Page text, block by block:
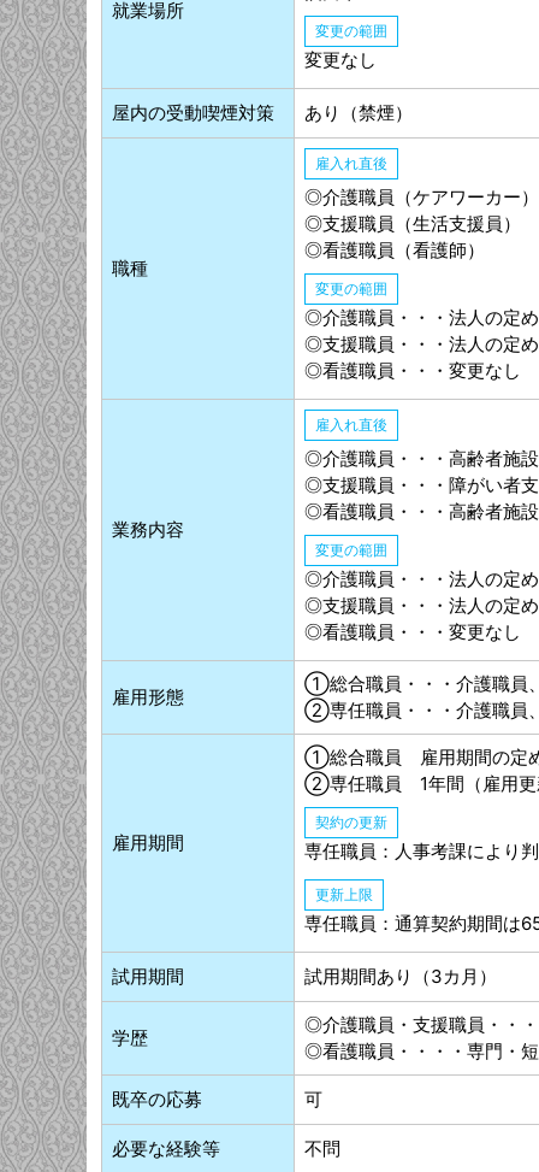
就業場所
変更の範囲
変更なし
屋内の受動喫煙対策 あり（禁煙）
職種
雇入れ直後
◎介護職員（ケアワーカー）
◎支援職員（生活支援員）
◎看護職員（看護師）
変更の範囲
◎介護職員・・・法人の定
◎支援職員・・・法人の定
◎看護職員・・・変更なし
業務内容
雇入れ直後
◎介護職員・・・高齢者施
◎支援職員・・・障がい者
◎看護職員・・・高齢者施
変更の範囲
◎介護職員・・・法人の定
◎支援職員・・・法人の定
◎看護職員・・・変更なし
雇用形態
①総合職員・・・介護職員
②専任職員・・・介護職員
雇用期間
①総合職員 雇用期間の定
②専任職員 1年間（雇用更
契約の更新
専任職員：人事考課により
更新上限
専任職員：通算契約期間は
試用期間 試用期間あり（3カ月）
学歴
◎介護職員・支援職員・・
◎看護職員・・・・専門・
既卒の応募 可
必要な経験等 不問